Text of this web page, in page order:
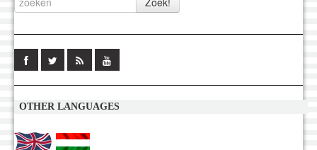
OTHER LANGUAGES